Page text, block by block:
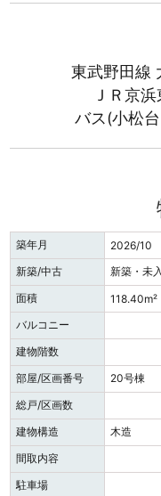
東武野田線
ＪＲ京
バス(小松
築年月
2026/10
新築/中古
新築・未
面積
118.40m²
バルコニー
建物階数
部屋/区画番号
20号棟
総戸/区画数
建物構造
木造
間取内容
駐車場